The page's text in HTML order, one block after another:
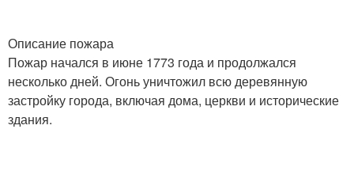
Описание пожара
Пожар начался в июне 1773 года и продолжался
несколько дней. Огонь уничтожил всю деревянную
застройку города, включая дома, церкви и исторические
здания.